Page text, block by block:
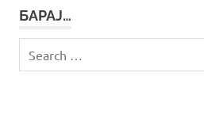
БАРАЈ…
for: